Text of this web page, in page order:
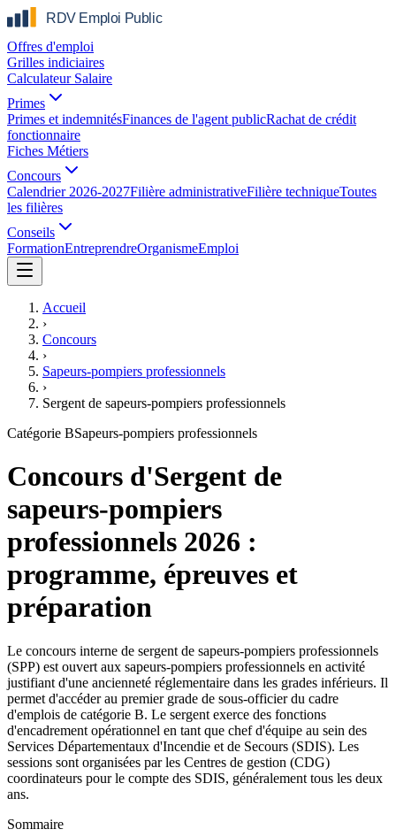
Offres d'emploi
Grilles indiciaires
Calculateur Salaire
Primes
Primes et indemnitésFinances de l'agent publicRachat de crédit
fonctionnaire
Fiches Métiers
Concours
Calendrier 2026-2027Filière administrativeFilière techniqueToutes
les filières
Conseils
FormationEntreprendreOrganismeEmploi
Accueil
›
Concours
›
Sapeurs-pompiers professionnels
›
Sergent de sapeurs-pompiers professionnels
Catégorie BSapeurs-pompiers professionnels
Concours d'Sergent de
sapeurs-pompiers
professionnels 2026 :
programme, épreuves et
préparation
Le concours interne de sergent de sapeurs-pompiers professionnels
(SPP) est ouvert aux sapeurs-pompiers professionnels en activité
justifiant d'une ancienneté réglementaire dans les grades inférieurs. Il
permet d'accéder au premier grade de sous-officier du cadre
d'emplois de catégorie B. Le sergent exerce des fonctions
d'encadrement opérationnel en tant que chef d'équipe au sein des
Services Départementaux d'Incendie et de Secours (SDIS). Les
sessions sont organisées par les Centres de gestion (CDG)
coordinateurs pour le compte des SDIS, généralement tous les deux
ans.
Sommaire